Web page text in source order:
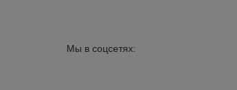
Мы в соцсетях: